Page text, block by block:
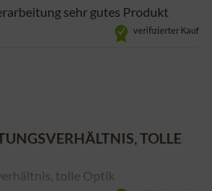
sehr gutes Produkt
verifizierter Kauf
TOLLE
tolle Optik